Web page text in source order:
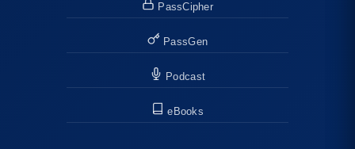
PassCipher
PassGen
Podcast
eBooks